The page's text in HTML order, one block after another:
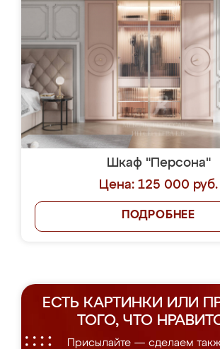
Шкаф "Персона"
Цена: 125 000 руб.
ПОДРОБНЕЕ
ЕСТЬ КАРТИНКИ ИЛИ
ТОГО, ЧТО
Присылайте — сделаем